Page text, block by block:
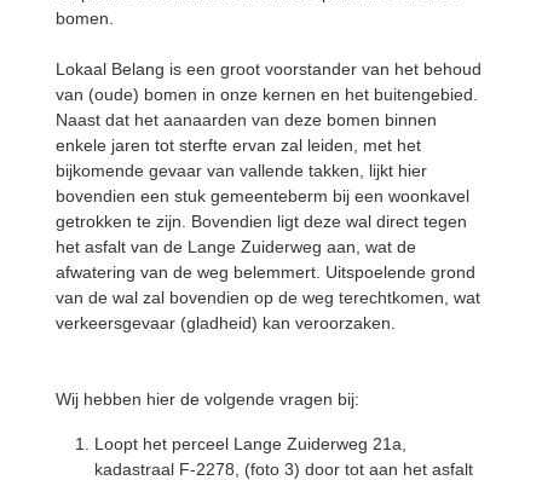
bomen.
Lokaal Belang is een groot voorstander van het behoud
van (oude) bomen in onze kernen en het buitengebied.
Naast dat het aanaarden van deze bomen binnen
enkele jaren tot sterfte ervan zal leiden, met het
bijkomende gevaar van vallende takken, lijkt hier
bovendien een stuk gemeenteberm bij een woonkavel
getrokken te zijn. Bovendien ligt deze wal direct tegen
het asfalt van de Lange Zuiderweg aan, wat de
afwatering van de weg belemmert. Uitspoelende grond
van de wal zal bovendien op de weg terechtkomen, wat
verkeersgevaar (gladheid) kan veroorzaken.
Wij hebben hier de volgende vragen bij:
Loopt het perceel Lange Zuiderweg 21a,
kadastraal F-2278, (foto 3) door tot aan het asfalt